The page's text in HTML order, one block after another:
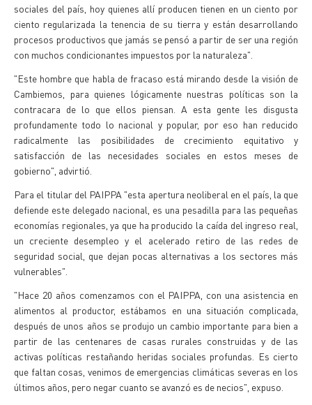
sociales del país, hoy quienes allí producen tienen en un ciento por
ciento regularizada la tenencia de su tierra y están desarrollando
procesos productivos que jamás se pensó a partir de ser una región
con muchos condicionantes impuestos por la naturaleza".
"Este hombre que habla de fracaso está mirando desde la visión de
Cambiemos, para quienes lógicamente nuestras políticas son la
contracara de lo que ellos piensan. A esta gente les disgusta
profundamente todo lo nacional y popular, por eso han reducido
radicalmente las posibilidades de crecimiento equitativo y
satisfacción de las necesidades sociales en estos meses de
gobierno", advirtió.
Para el titular del PAIPPA "esta apertura neoliberal en el país, la que
defiende este delegado nacional, es una pesadilla para las pequeñas
economías regionales, ya que ha producido la caída del ingreso real,
un creciente desempleo y el acelerado retiro de las redes de
seguridad social, que dejan pocas alternativas a los sectores más
vulnerables".
"Hace 20 años comenzamos con el PAIPPA, con una asistencia en
alimentos al productor, estábamos en una situación complicada,
después de unos años se produjo un cambio importante para bien a
partir de las centenares de casas rurales construidas y de las
activas políticas restañando heridas sociales profundas. Es cierto
que faltan cosas, venimos de emergencias climáticas severas en los
últimos años, pero negar cuanto se avanzó es de necios", expuso.